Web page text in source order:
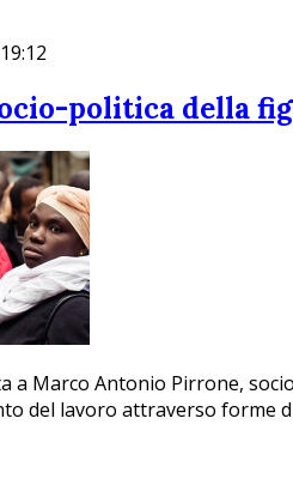
politica della
a Marco Antonio Pirrone,
del lavoro attraverso forme